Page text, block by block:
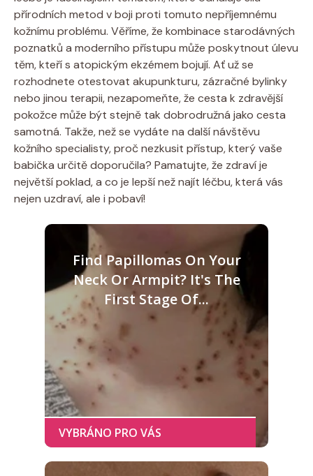
přírodních metod v boji ‌proti tomuto nepříjemnému
kožnímu problému. Věříme, že kombinace starodávných​
poznatků a​ moderního přístupu může poskytnout úlevu
​těm, kteří s atopickým ‌ekzémem bojují.⁣ Ať už se
⁤rozhodnete otestovat akupunkturu, zázračné ⁤bylinky⁣
nebo jinou ⁢terapii,‌ nezapomeňte, že ⁣cesta k⁣ zdravější
pokožce⁢ může být⁤ stejně tak⁢ dobrodružná jako cesta
‌samotná. Takže, než⁣ se vydáte‍ na ‌další návštěvu
kožního specialisty, proč nezkusit ​přístup, který ‍vaše​
babička určitě doporučila? Pamatujte, ​že zdraví je
největší​ poklad, a ‌co je lepší než najít léčbu, ⁤která vás
nejen uzdraví,⁣ ale i ​pobaví!
Find Papillomas On Your
Neck Or Armpit? It's The
First Stage Of...